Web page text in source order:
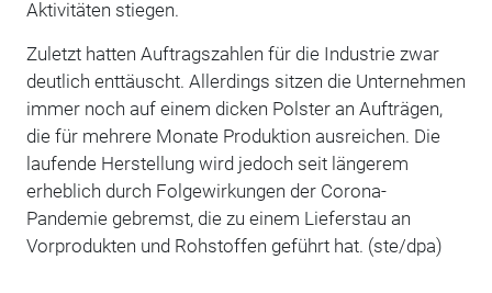
Aktivitäten stiegen.
Zuletzt hatten Auftragszahlen für die Industrie zwar
deutlich enttäuscht. Allerdings sitzen die Unternehmen
immer noch auf einem dicken Polster an Aufträgen,
die für mehrere Monate Produktion ausreichen. Die
laufende Herstellung wird jedoch seit längerem
erheblich durch Folgewirkungen der Corona-
Pandemie gebremst, die zu einem Lieferstau an
Vorprodukten und Rohstoffen geführt hat. (ste/dpa)